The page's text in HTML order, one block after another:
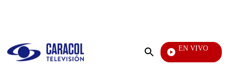
Enviar
EN VIVO
Ciudad Lejana